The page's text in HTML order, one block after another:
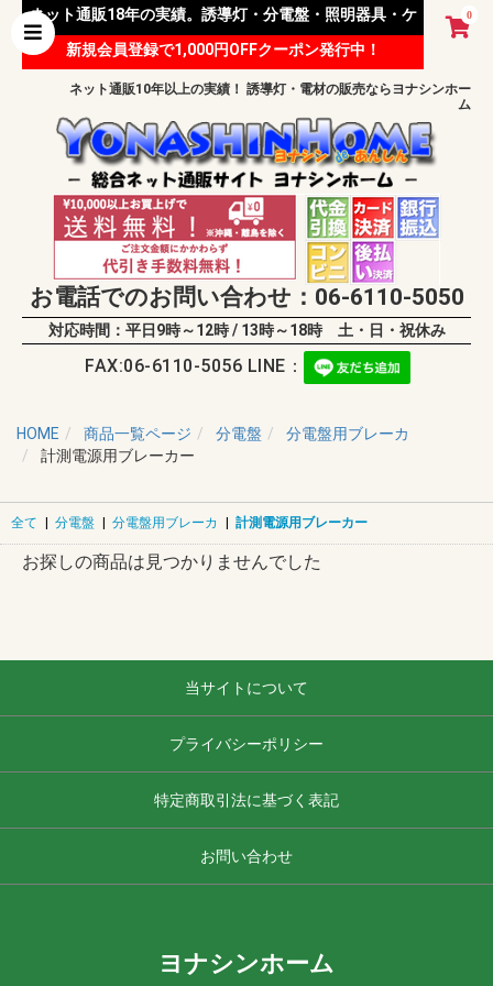
0
ネット通販18年の実績。誘導灯・分電盤・照明器具・ケ
ーブル等 様々な資材を取り扱っています。
新規会員登録で1,000円OFFクーポン発行中！
ネット通販10年以上の実績！ 誘導灯・電材の販売ならヨナシンホー
ム
お電話でのお問い合わせ：06-6110-5050
対応時間：平日9時～12時 / 13時～18時 土・日・祝休み
FAX:06-6110-5056 LINE：
HOME 商品一覧ページ 分電盤
分電盤用ブレーカ
計測電源用ブレーカー
全て | 分電盤 | 分電盤用ブレーカ | 計測電源用ブレーカー
お探しの商品は見つかりませんでした
当サイトについて
プライバシーポリシー
特定商取引法に基づく表記
お問い合わせ
ヨナシンホーム